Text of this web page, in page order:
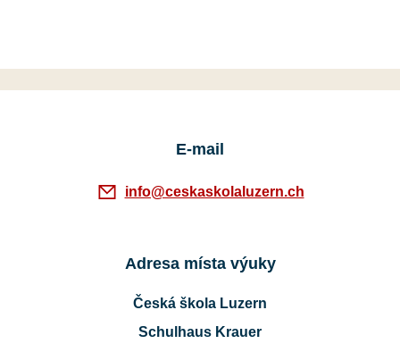
E-mail
info@ceskaskolaluzern.ch
Adresa místa výuky
Česká škola Luzern
Schulhaus Krauer